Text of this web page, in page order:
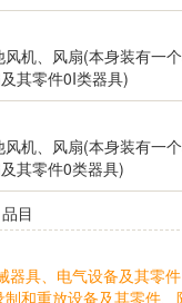
机、风扇(本身装有一
其零件0I类器具)
机、风扇(本身装有一
其零件0类器具)
目
具、电气设备及其零件
和重放设备及其零件、